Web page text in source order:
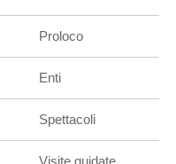
Proloco
Enti
Spettacoli
Visite guidate